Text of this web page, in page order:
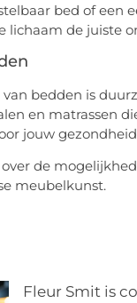
bed of een
lichaam de juiste
bedden is
en matrassen
jouw
de
meubelkunst.
Fleur Smit is